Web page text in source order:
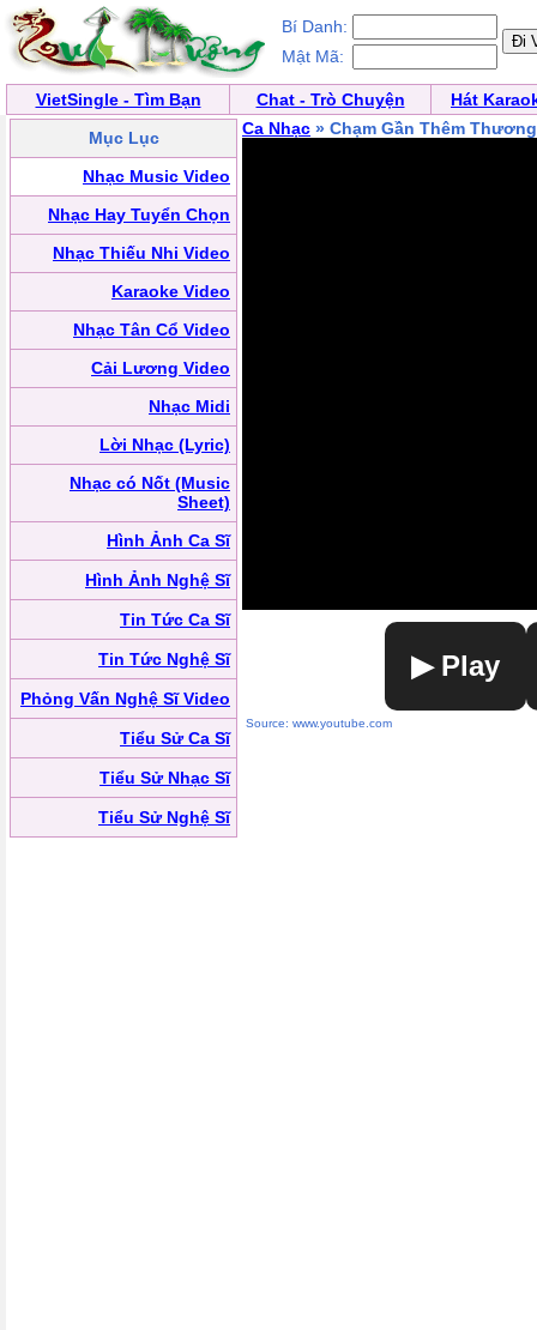
Bí Danh:
Mật Mã:
VietSingle - Tìm Bạn Chat - Trò Chuyện
Hát
Mục Lục
Nhạc Music Video
Nhạc Hay Tuyển Chọn
Nhạc Thiếu Nhi Video
Karaoke Video
Nhạc Tân Cổ Video
Cải Lương Video
Nhạc Midi
Lời Nhạc (Lyric)
Nhạc có Nốt (Music
Sheet)
Hình Ảnh Ca Sĩ
Hình Ảnh Nghệ Sĩ
Tin Tức Ca Sĩ
Tin Tức Nghệ Sĩ
Phỏng Vấn Nghệ Sĩ Video
Tiểu Sử Ca Sĩ
Tiểu Sử Nhạc Sĩ
Tiểu Sử Nghệ Sĩ
Ca Nhạc » Chạm Gần Thêm Thương
▶ Play
Source: www.youtube.com